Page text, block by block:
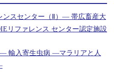
スセンター（Ⅱ）— 帯広畜産大
リファレンス センター認定施設
輸入寄生虫病 —マラリアと人